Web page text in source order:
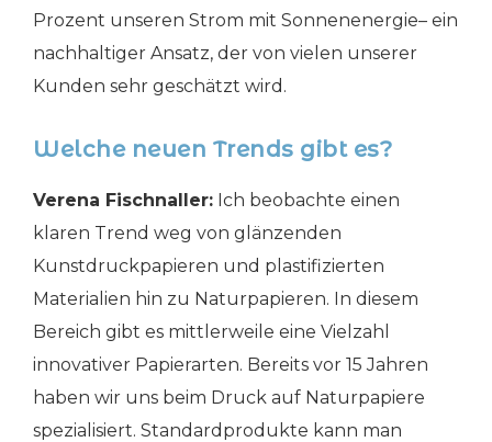
Prozent unseren Strom mit Sonnenenergie– ein
nachhaltiger Ansatz, der von vielen unserer
Kunden sehr geschätzt wird.
Welche neuen Trends gibt es?
Verena Fischnaller: Ich beobachte einen
klaren Trend weg von glänzenden
Kunstdruckpapieren und plastifizierten
Materialien hin zu Naturpapieren. In diesem
Bereich gibt es mittlerweile eine Vielzahl
innovativer Papierarten. Bereits vor 15 Jahren
haben wir uns beim Druck auf Naturpapiere
spezialisiert. Standardprodukte kann man